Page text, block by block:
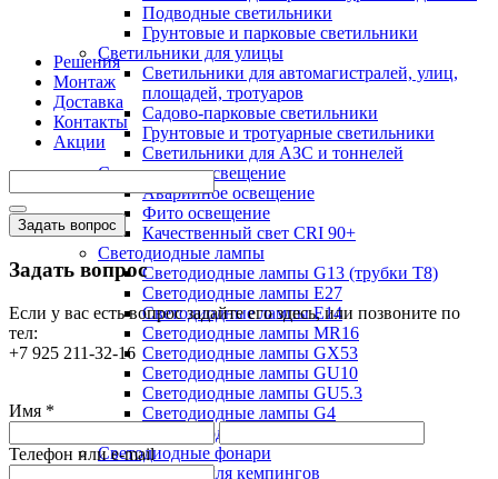
Подводные светильники
Грунтовые и парковые светильники
Светильники для улицы
Светильники для автомагистралей, улиц,
площадей, тротуаров
Садово-парковые светильники
Грунтовые и тротуарные светильники
Светильники для АЗС и тоннелей
Специальное освещение
Аварийное освещение
Фито освещение
Качественный свет CRI 90+
Светодиодные лампы
Светодиодные лампы G13 (трубки T8)
Светодиодные лампы Е27
Светодиодные лампы Е14
Светодиодные лампы MR16
Светодиодные лампы GX53
Светодиодные лампы GU10
Светодиодные лампы GU5.3
Светодиодные лампы G4
Светодиодные лампы G9
Светодиодные фонари
Фонари для кемпингов
Решения
Монтаж
Доставка
Контакты
Акции
Задать вопрос
Задать вопрос
Если у вас есть вопрос задайте его здесь, или позвоните по
тел:
+7 925 211-32-16
Имя *
Телефон или e-mail